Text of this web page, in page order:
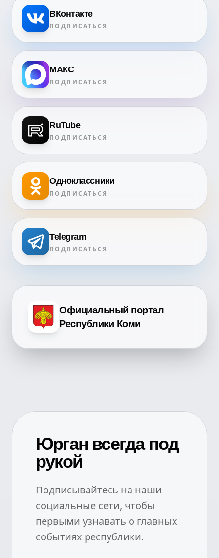
ВКонтакте
ПОДПИСАТЬСЯ
МАКС
ПОДПИСАТЬСЯ
RuTube
ПОДПИСАТЬСЯ
Одноклассники
ПОДПИСАТЬСЯ
Telegram
ПОДПИСАТЬСЯ
Официальный портал
Республики Коми
Юрган всегда под
рукой
Подписывайтесь на наши
социальные сети, чтобы
первыми узнавать о главных
событиях республики.